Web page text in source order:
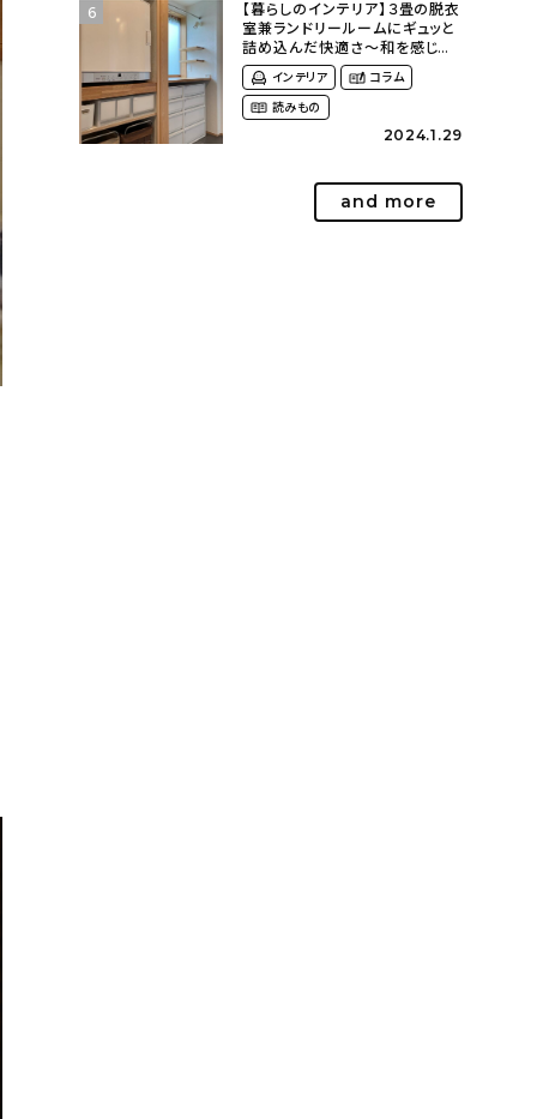
6
【暮らしのインテリア】３畳の脱衣
室兼ランドリールームにギュッと
詰め込んだ快適さ〜和を感じる
平屋に暮らす（heco_homeさ
ん） インテリア
コラム
読みもの
2024.1.29
and more